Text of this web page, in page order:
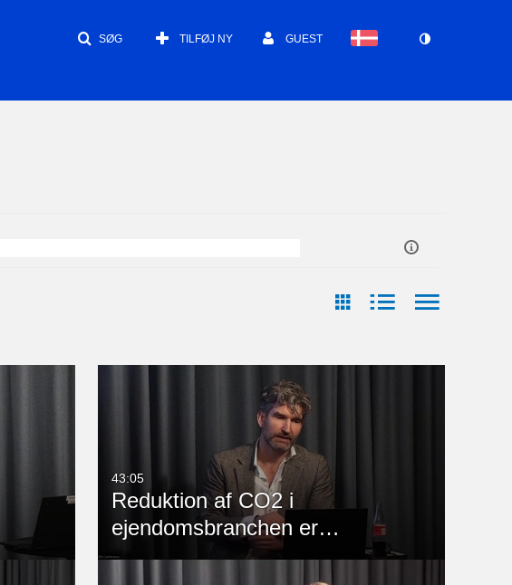
SØG TILFØJ NY GUEST
Last 30 days
Tilpasset
Arrangør
IDA
AVU IDA Sjælland
Byg Sjælland
Byggeteknisk Gruppe
43:05
Reduktion af CO2 i
ejendomsbranchen er…